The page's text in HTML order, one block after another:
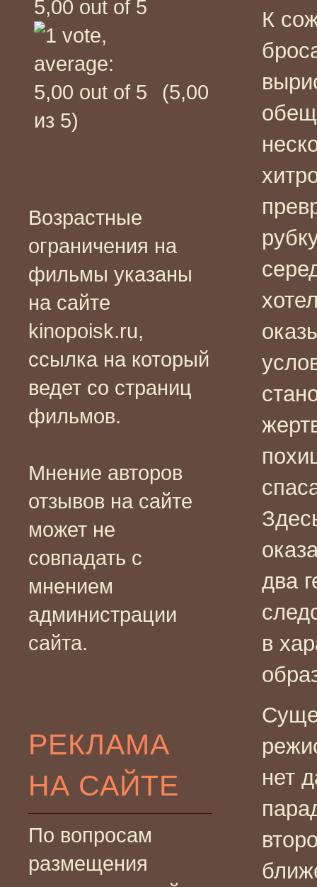
(5,00
из 5)
Возрастные
ограничения на
фильмы указаны
на сайте
kinopoisk.ru,
ссылка на который
ведет со страниц
фильмов.
Мнение авторов
отзывов на сайте
может не
совпадать с
мнением
администрации
сайта.
РЕКЛАМА
НА САЙТЕ
По вопросам
размещения
К
два
в
нет